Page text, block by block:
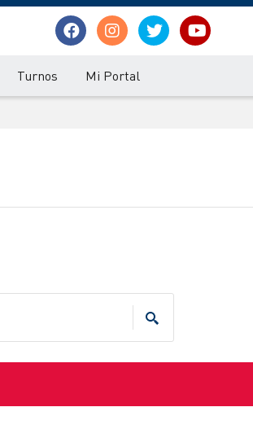
Turnos Mi Portal